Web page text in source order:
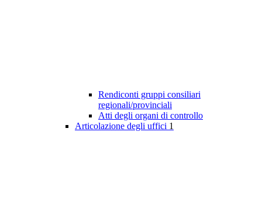
Rendiconti gruppi consiliari
regionali/provinciali
Atti degli organi di controllo
Articolazione degli uffici 1